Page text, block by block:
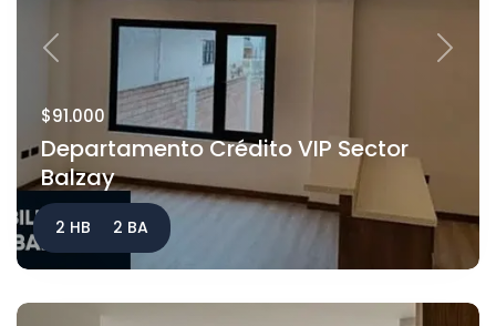
Previous Next
$91.000
Departamento Crédito VIP Sector
Balzay
2 HB 2 BA